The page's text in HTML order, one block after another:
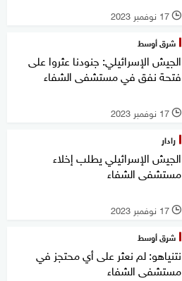
l 17 نوفمبر 2023
شرق أوسط
الجيش الإسرائيلي: جنودنا عثروا على
فتحة نفق في مستشفى الشفاء
l 17 نوفمبر 2023
رادار
الجيش الإسرائيلي يطلب إخلاء
مستشفى الشفاء
l 17 نوفمبر 2023
شرق أوسط
نتنياهو: لم نعثر على أي محتجز في
مستشفى الشفاء